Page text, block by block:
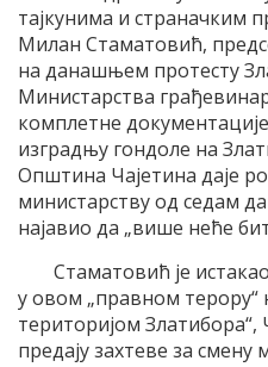
тајкунима и страначким
Милан Стаматовић,
на данашњем протесту
Министарства
комплетне
изградњу гондоле на
Општина Чајетина даје
министарству од седам
најавио да „више неће
Стаматовић је
у овом „правном терору“
територијом
предају захтеве за